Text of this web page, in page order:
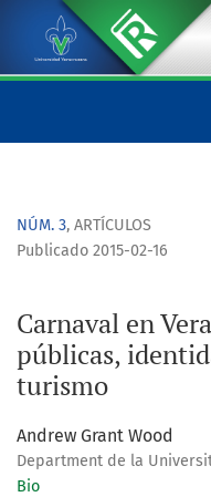
Carnaval en Veracruz:
NÚM. 3, ARTÍCULOS
Carnaval en
públicas,
turismo
Publicado 2015-02-16
Andrew Grant Wood
Department de la
Bio